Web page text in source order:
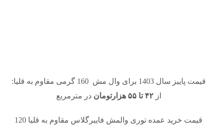
قیمت پاییز سال 1403 برای وال مش 160 گرمی مقاوم به قلیا:
از۴۲ تا ۵۵ هزارتومان در مترمربع
قیمت خرید عمده توری والمش فایبرگلاس مقاوم به قلیا 120